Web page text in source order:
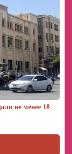
не менее 18